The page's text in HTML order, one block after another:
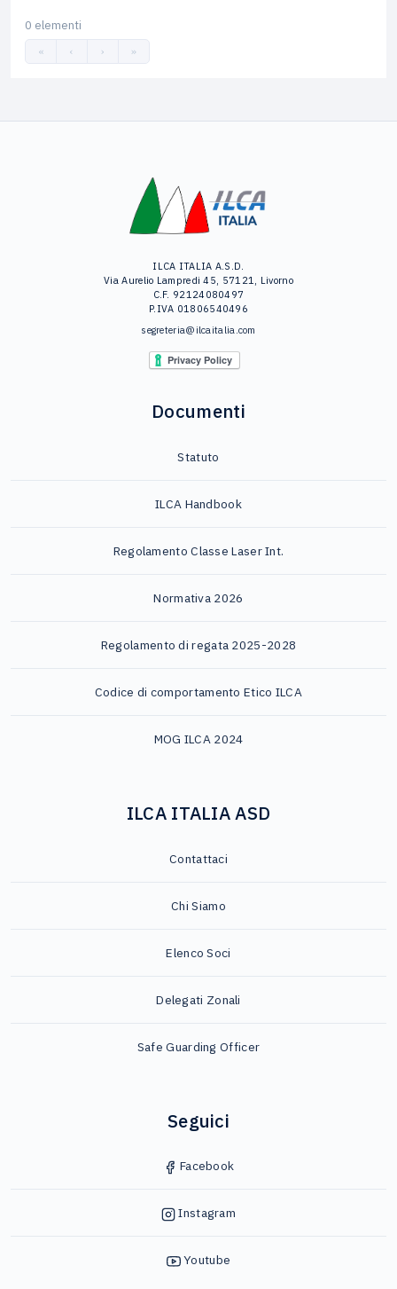
0 elementi
« ‹ › »
ILCA ITALIA A.S.D.
Via Aurelio Lampredi 45, 57121, Livorno
C.F. 92124080497
P.IVA 01806540496
segreteria@ilcaitalia.com
Documenti
Statuto
ILCA Handbook
Regolamento Classe Laser Int.
Normativa 2026
Regolamento di regata 2025-2028
Codice di comportamento Etico ILCA
MOG ILCA 2024
ILCA ITALIA ASD
Contattaci
Chi Siamo
Elenco Soci
Delegati Zonali
Safe Guarding Officer
Seguici
Facebook
Instagram
Youtube